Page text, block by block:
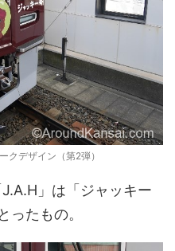
クデザイン（第2弾）
」は「ジャッキー
たもの。